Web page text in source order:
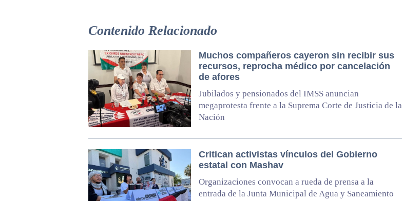
Contenido Relacionado
Muchos compañeros cayeron sin recibir sus
recursos, reprocha médico por cancelación
de afores
Jubilados y pensionados del IMSS anuncian
megaprotesta frente a la Suprema Corte de Justicia de la
Nación
Critican activistas vínculos del Gobierno
estatal con Mashav
Organizaciones convocan a rueda de prensa a la
entrada de la Junta Municipal de Agua y Saneamiento